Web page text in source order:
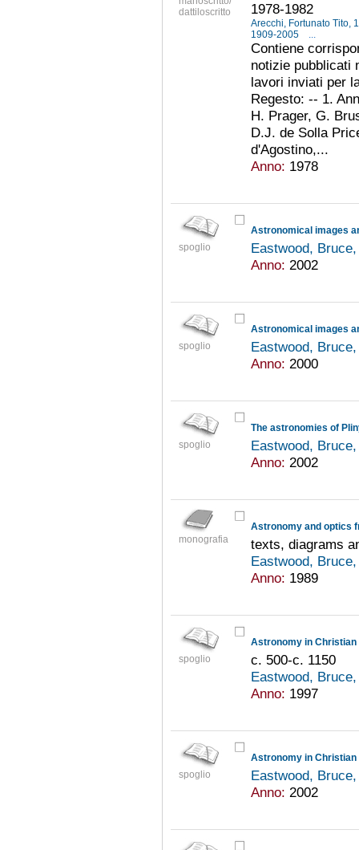
dattiloscritto
1978-1982
Arecchi, Fortunato Tito,
1909-2005
...
Contiene
notizie pubblicati
lavori inviati per
Regesto: -- 1.
H. Prager, G.
D.J. de Solla
d'Agostino,...
Anno: 1978
spoglio
Eastwood,
Anno: 2002
spoglio
Eastwood,
Anno: 2000
spoglio
Eastwood,
Anno: 2002
monografia
Astronomy and optics
texts, diagrams
Eastwood,
Anno: 1989
spoglio
Astronomy in Christian
c. 500-c. 1150
Eastwood,
Anno: 1997
spoglio
Astronomy in Christian
Eastwood,
Anno: 2002